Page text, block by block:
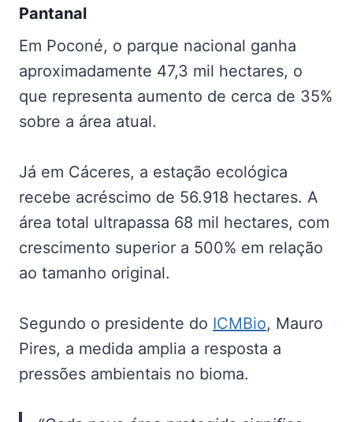
Pantanal
Em Poconé, o parque nacional ganha
aproximadamente 47,3 mil hectares, o
que representa aumento de cerca de 35%
sobre a área atual.
Já em Cáceres, a estação ecológica
recebe acréscimo de 56.918 hectares. A
área total ultrapassa 68 mil hectares, com
crescimento superior a 500% em relação
ao tamanho original.
Segundo o presidente do ICMBio, Mauro
Pires, a medida amplia a resposta a
pressões ambientais no bioma.